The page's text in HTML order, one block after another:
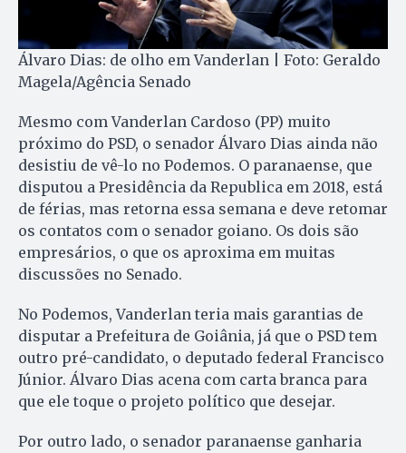
Álvaro Dias: de olho em Vanderlan | Foto: Geraldo
Magela/Agência Senado
Mesmo com Vanderlan Cardoso (PP) muito
próximo do PSD, o senador Álvaro Dias ainda não
desistiu de vê-lo no Podemos. O paranaense, que
disputou a Presidência da Republica em 2018, está
de férias, mas retorna essa semana e deve retomar
os contatos com o senador goiano. Os dois são
empresários, o que os aproxima em muitas
discussões no Senado.
No Podemos, Vanderlan teria mais garantias de
disputar a Prefeitura de Goiânia, já que o PSD tem
outro pré-candidato, o deputado federal Francisco
Júnior. Álvaro Dias acena com carta branca para
que ele toque o projeto político que desejar.
Por outro lado, o senador paranaense ganharia